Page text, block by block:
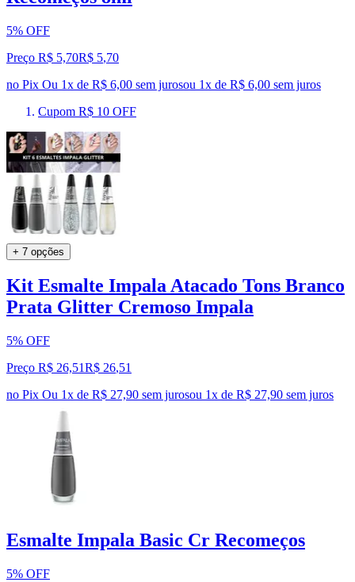
5% OFF
Preço R$ 5,70R$ 5,70
no Pix Ou 1x de R$ 6,00 sem jurosou 1x de R$ 6,00 sem juros
Cupom R$ 10 OFF
+ 7 opções
Kit Esmalte Impala Atacado Tons Branco
Prata Glitter Cremoso Impala
5% OFF
Preço R$ 26,51R$ 26,51
no Pix Ou 1x de R$ 27,90 sem jurosou 1x de R$ 27,90 sem juros
Esmalte Impala Basic Cr Recomeços
5% OFF